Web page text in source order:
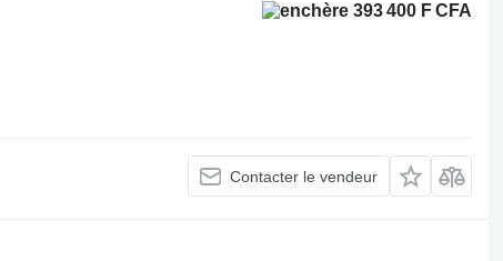
393 400 F CFA
Contacter le vendeur